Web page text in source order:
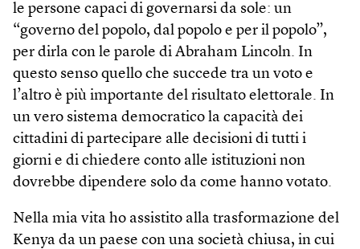
le persone capaci di governarsi da sole: un
“governo del popolo, dal popolo e per il popolo”,
per dirla con le parole di Abraham Lincoln. In
questo senso quello che succede tra un voto e
l’altro è più importante del risultato elettorale. In
un vero sistema democratico la capacità dei
cittadini di partecipare alle decisioni di tutti i
giorni e di chiedere conto alle istituzioni non
dovrebbe dipendere solo da come hanno votato.
Nella mia vita ho assistito alla trasformazione del
Kenya da un paese con una società chiusa, in cui